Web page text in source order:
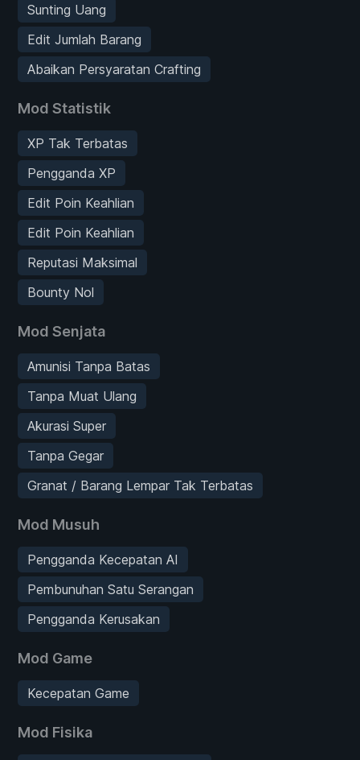
Sunting Uang
Edit Jumlah Barang
Abaikan Persyaratan Crafting
Mod Statistik
XP Tak Terbatas
Pengganda XP
Edit Poin Keahlian
Edit Poin Keahlian
Reputasi Maksimal
Bounty Nol
Mod Senjata
Amunisi Tanpa Batas
Tanpa Muat Ulang
Akurasi Super
Tanpa Gegar
Granat / Barang Lempar Tak Terbatas
Mod Musuh
Pengganda Kecepatan AI
Pembunuhan Satu Serangan
Pengganda Kerusakan
Mod Game
Kecepatan Game
Mod Fisika